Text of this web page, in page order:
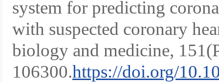
system for predicting
with suspected coronary
biology and medicine,
106300.https://doi.org/